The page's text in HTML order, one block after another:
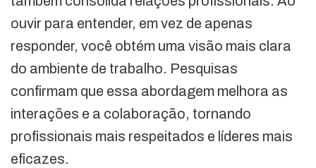
ouvir para entender, em vez de apenas
responder, você obtém uma visão mais clara
do ambiente de trabalho. Pesquisas
confirmam que essa abordagem melhora as
interações e a colaboração, tornando
profissionais mais respeitados e líderes mais
eficazes.